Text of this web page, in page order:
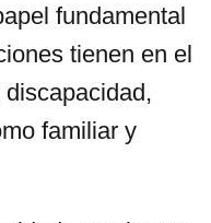
fundamental
tienen en el
familiar y